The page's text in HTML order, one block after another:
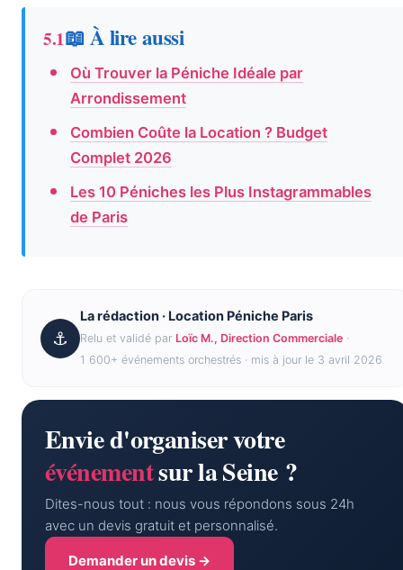
📖 À lire aussi
Où Trouver la Péniche Idéale par
Arrondissement
Combien Coûte la Location ? Budget
Complet 2026
Les 10 Péniches les Plus Instagrammables
de Paris
⚓
La rédaction · Location Péniche Paris
Relu et validé par Loïc M., Direction Commerciale ·
1 600+ événements orchestrés · mis à jour le 3 avril 2026
Envie d'organiser votre
événementsur la Seine ?
Dites-nous tout : nous vous répondons sous 24h
avec un devis gratuit et personnalisé.
Demander un devis →